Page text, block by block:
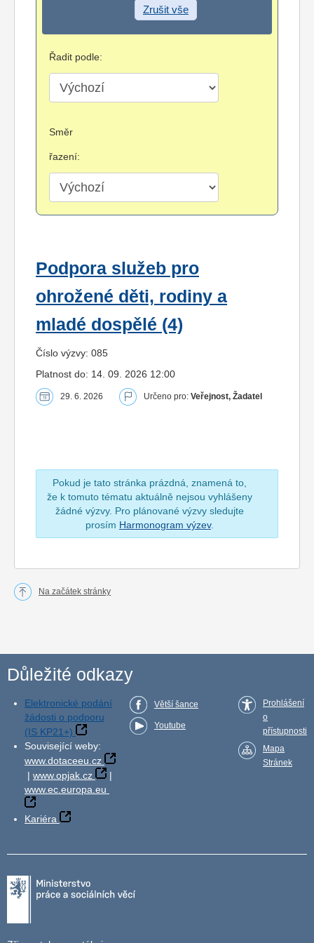
Zrušit vše
Řadit podle:
Směr
řazení:
Podpora služeb pro
ohrožené děti, rodiny a
mladé dospělé (4)
Číslo výzvy: 085
Platnost do: 14. 09. 2026 12:00
29. 6. 2026 Určeno pro: Veřejnost, Žadatel
Pokud je tato stránka prázdná, znamená to,
že k tomuto tématu aktuálně nejsou vyhlášeny
žádné výzvy. Pro plánované výzvy sledujte
prosím Harmonogram výzev.
Na začátek stránky
Důležité odkazy
Elektronické podání
žádosti o podporu
(IS KP21+)
Související weby:
www.dotaceeu.cz
| www.opjak.cz
|
www.ec.europa.eu
Kariéra
Větší šance
Youtube
Prohlášení
o
přístupnosti
Mapa
Stránek